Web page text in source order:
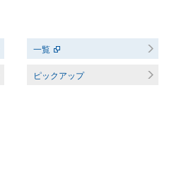
一覧
ピックアップ